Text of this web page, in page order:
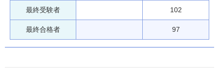
最終受験者 102
最終合格者 97